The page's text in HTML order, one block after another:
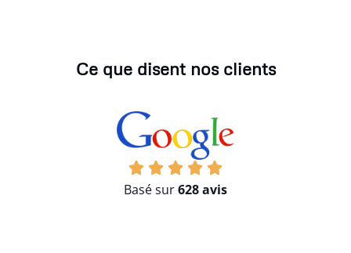
Ce que disent nos clients
Basé sur628 avis